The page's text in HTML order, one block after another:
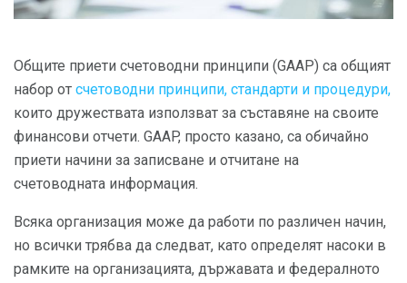
Общите приети счетоводни принципи (GAAP) са общият
набор от счетоводни принципи, стандарти и процедури,
които дружествата използват за съставяне на своите
финансови отчети. GAAP, просто казано, са обичайно
приети начини за записване и отчитане на
счетоводната информация.
Всяка организация може да работи по различен начин,
но всички трябва да следват, като определят насоки в
рамките на организацията, държавата и федералното